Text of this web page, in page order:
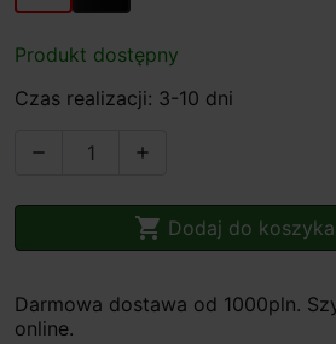
Produkt dostępny
Czas realizacji: 3-10 dni
 
 Dodaj do koszyka
Darmowa dostawa od 1000pln.
online.